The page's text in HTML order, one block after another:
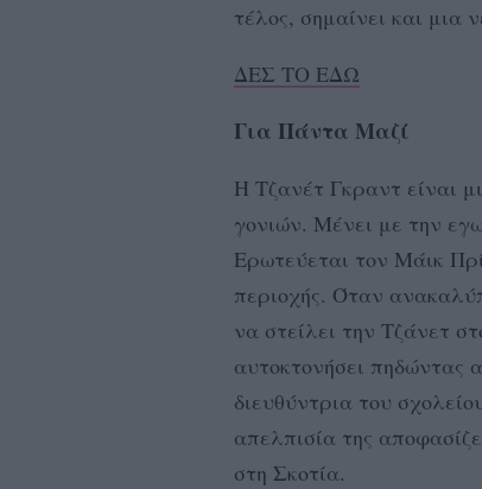
τέλος, σημαίνει και μια
ΔΕΣ ΤΟ ΕΔΩ
Για Πάντα Μαζί
Η Τζανέτ Γκραντ είναι
γονιών. Μένει με την
Ερωτεύεται τον Μάικ
περιοχής. Όταν
να στείλει την Τζάνετ
αυτοκτονήσει πηδώντας
διευθύντρια του
απελπισία της
στη Σκοτία.